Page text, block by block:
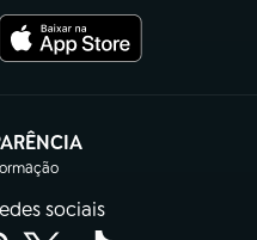
em nova aba)
sociais